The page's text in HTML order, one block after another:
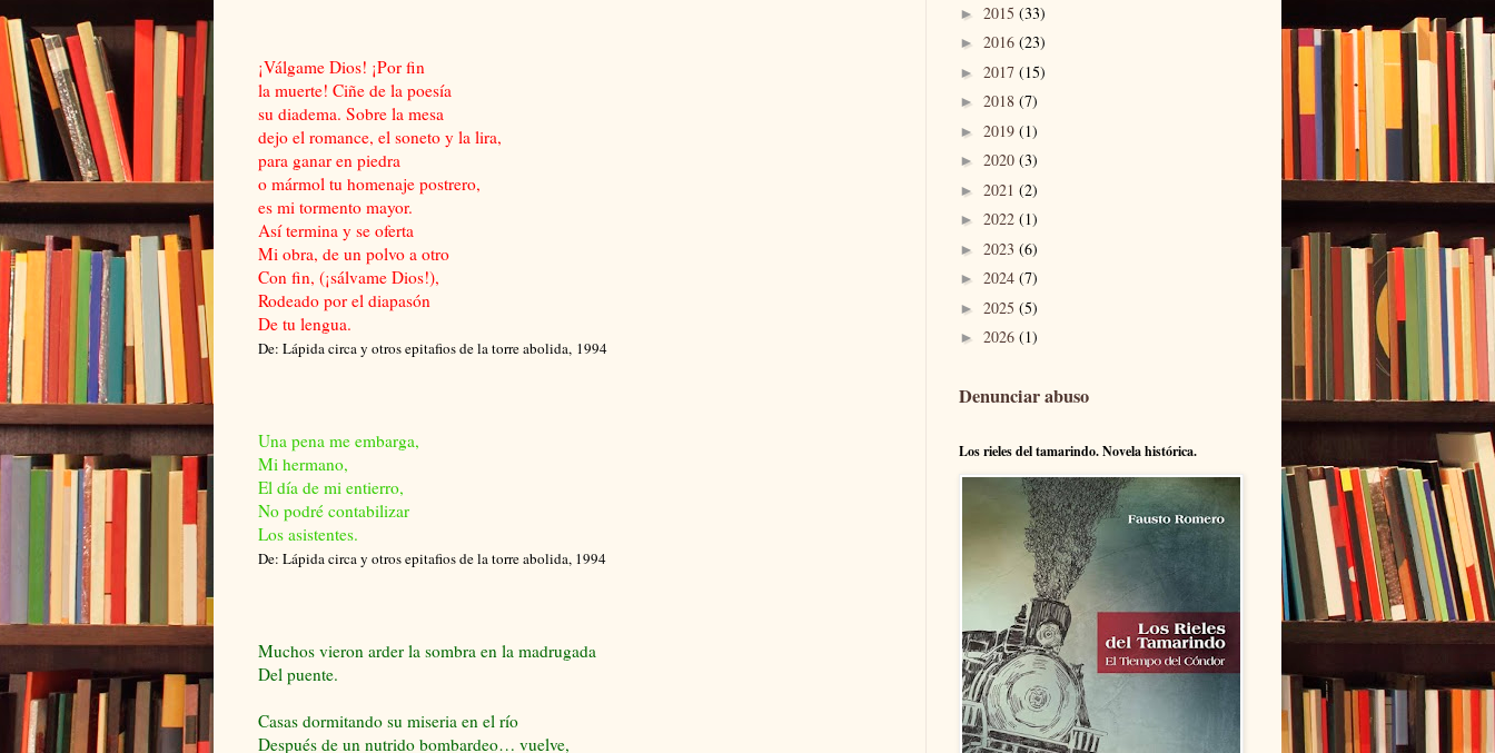
¡Válgame Dios! ¡Por fin
la muerte! Ciñe de la poesía
su diadema. Sobre la mesa
dejo el romance, el soneto y la lira,
para ganar en piedra
o mármol tu homenaje postrero,
es mi tormento mayor.
Así termina y se oferta
Mi obra, de un polvo a otro
Con fin, (¡sálvame Dios!),
Rodeado por el diapasón
De tu lengua.
De: Lápida circa y otros epitafios de la torre abolida, 1994
Una pena me embarga,
Mi hermano,
El día de mi entierro,
No podré contabilizar
Los asistentes.
De: Lápida circa y otros epitafios de la torre abolida, 1994
Muchos vieron arder la sombra en la madrugada
Del puente.
Casas dormitando su miseria en el río
Después de un nutrido bombardeo… vuelve,
► 2015 (33)
► 2016 (23)
► 2017 (15)
► 2018 (7)
► 2019 (1)
► 2020 (3)
► 2021 (2)
► 2022 (1)
► 2023 (6)
► 2024 (7)
► 2025 (5)
► 2026 (1)
Denunciar abuso
Los rieles del tamarindo. Novela histórica.